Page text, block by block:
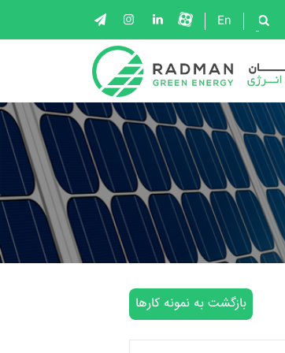
En
بازگشت به نمونه کارها